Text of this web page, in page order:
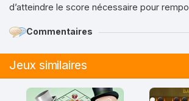
d’atteindre le score nécessaire pour
Commentaires
Jeux similaires